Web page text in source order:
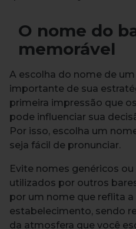
O nome do
memorável
A escolha do nome de
importante de sua
primeira impressão que
pode influenciar sua
Por isso, escolha um
seja fácil de pronunciar.
Evite nomes genéricos
utilizados por outros
por um nome que reflita a
estabelecimento, sendo
da atmosfera que você